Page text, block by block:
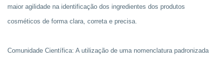
maior agilidade na identificação dos ingredientes dos produtos
cosméticos de forma clara, correta e precisa.
Comunidade Científica: A utilização de uma nomenclatura padronizada